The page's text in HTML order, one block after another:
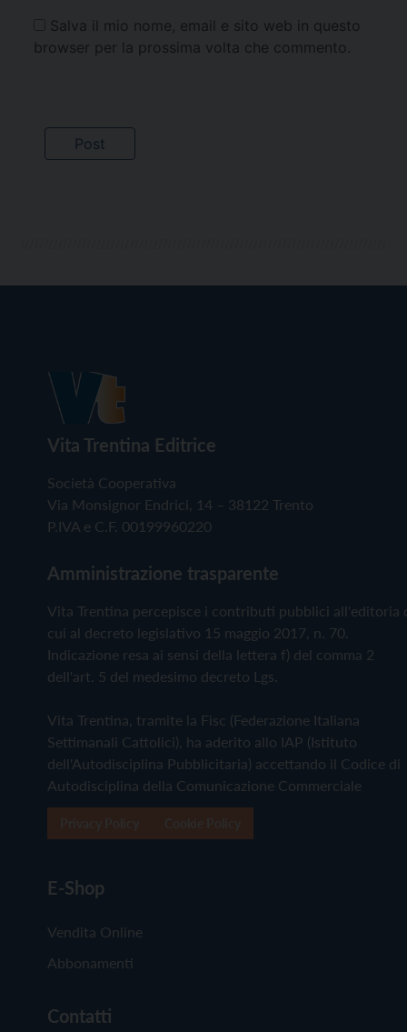
Salva il mio nome, email e sito web in questo
browser per la prossima volta che commento.
Vita Trentina Editrice
Società Cooperativa
Via Monsignor Endrici, 14 – 38122 Trento
P.IVA e C.F. 00199960220
Amministrazione trasparente
Vita Trentina percepisce i contributi pubblici all'editoria
cui al decreto legislativo 15 maggio 2017, n. 70.
Indicazione resa ai sensi della lettera f) del comma 2
dell'art. 5 del medesimo decreto Lgs.
Vita Trentina, tramite la Fisc (Federazione Italiana
Settimanali Cattolici), ha aderito allo IAP (Istituto
dell'Autodisciplina Pubblicitaria) accettando il Codice di
Autodisciplina della Comunicazione Commerciale
E-Shop
Vendita Online
Abbonamenti
Contatti